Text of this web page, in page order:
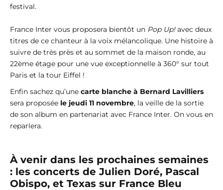
festival.
France Inter vous proposera bientôt un Pop Up!avec deux
titres de ce chanteur à la voix mélancolique. Une histoire à
suivre de très près et au sommet de la maison ronde, au
22ème étage pour une vue exceptionnelle à 360° sur tout
Paris et la tour Eiffel !
Enfin sachez qu’une carte blanche à Bernard Lavilliers
sera proposée le jeudi 11 novembre, la veille de la sortie
de son album en partenariat avec France Inter. On vous en
reparlera.
À venir dans les prochaines semaines
: les concerts de Julien Doré, Pascal
Obispo, et Texas sur France Bleu